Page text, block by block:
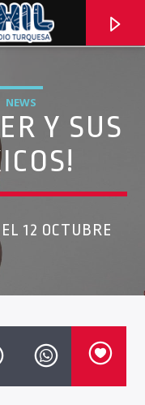
NEWS
Y SUS
12 OCTUBRE